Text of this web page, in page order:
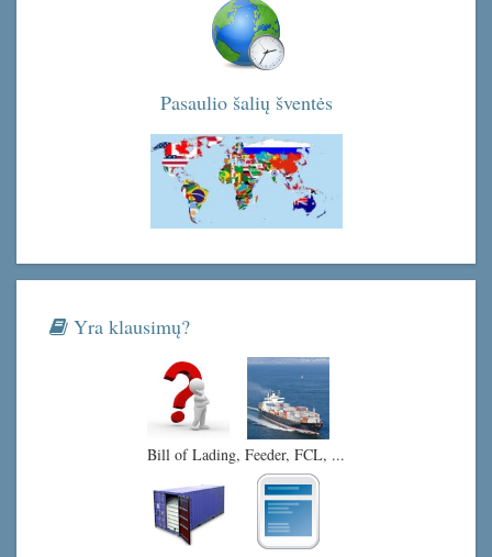
Pasaulio šalių šventės
Yra klausimų?
Bill of Lading, Feeder, FCL, ...